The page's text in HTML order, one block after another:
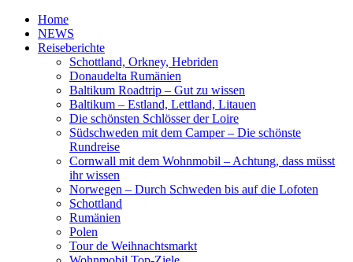
Home
NEWS
Reiseberichte
Schottland, Orkney, Hebriden
Donaudelta Rumänien
Baltikum Roadtrip – Gut zu wissen
Baltikum – Estland, Lettland, Litauen
Die schönsten Schlösser der Loire
Südschweden mit dem Camper – Die schönste
Rundreise
Cornwall mit dem Wohnmobil – Achtung, dass müsst
ihr wissen
Norwegen – Durch Schweden bis auf die Lofoten
Schottland
Rumänien
Polen
Tour de Weihnachtsmarkt